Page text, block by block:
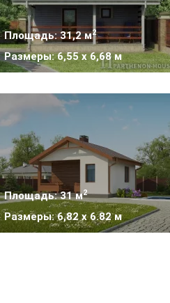
Площадь: 31,2 м2
Размеры: 6,55 x 6,68 м
Площадь: 31 м2
Размеры: 6,82 x 6.82 м